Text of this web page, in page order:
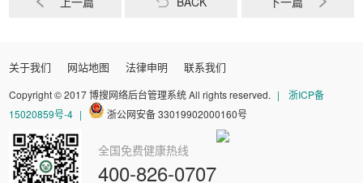
关于我们 网站地图 法律申明 联系我们
Copyright © 2017 博搜网络后台管理系统 All rights reserved. |
浙ICP备
15020859号-4 | 浙公网安备 33019902000160号
全国免费健康热线
400-826-0707